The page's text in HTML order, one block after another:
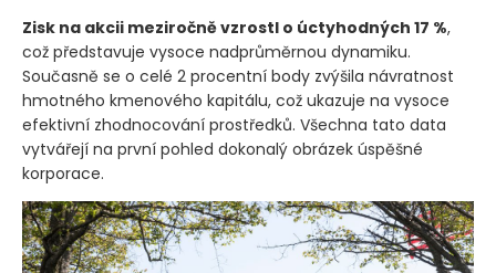
Zisk na akcii meziročně vzrostl o úctyhodných 17 %,
což představuje vysoce nadprůměrnou dynamiku.
Současně se o celé 2 procentní body zvýšila návratnost
hmotného kmenového kapitálu, což ukazuje na vysoce
efektivní zhodnocování prostředků. Všechna tato data
vytvářejí na první pohled dokonalý obrázek úspěšné
korporace.